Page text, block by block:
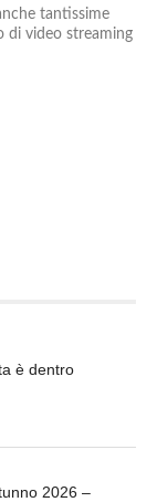
tantissime
di video streaming
è dentro
2026 –